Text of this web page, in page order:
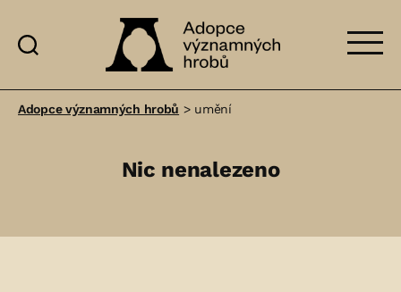
významných
Adopce významných hrobů > umění
Nic nenalezeno